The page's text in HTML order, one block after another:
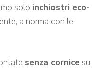
solo inchiostri eco-
a norma con le
senza cornice su